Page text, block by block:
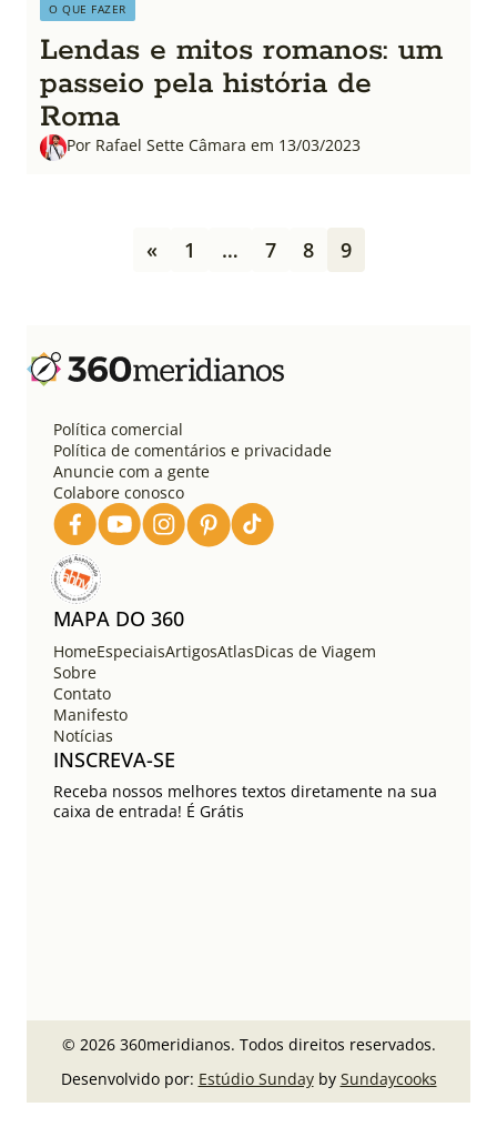
O QUE FAZER
Lendas e mitos romanos: um
passeio pela história de
Roma
Por Rafael Sette Câmara em 13/03/2023
a
ç
« 1 … 7 8 9
Política comercial
Política de comentários e privacidade
Anuncie com a gente
Colabore conosco
MAPA DO 360
HomeEspeciaisArtigosAtlasDicas de Viagem
Sobre
Contato
Manifesto
Notícias
INSCREVA-SE
Receba nossos melhores textos diretamente na sua
caixa de entrada! É Grátis
© 2026 360meridianos. Todos direitos reservados.
Desenvolvido por: Estúdio Sundayby Sundaycooks